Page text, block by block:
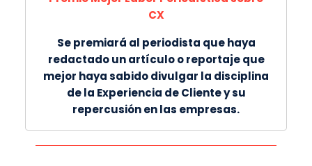
CX
Se premiará al periodista que haya
redactado un artículo o reportaje que
mejor haya sabido divulgar la disciplina
de la Experiencia de Cliente y su
repercusión en las empresas.